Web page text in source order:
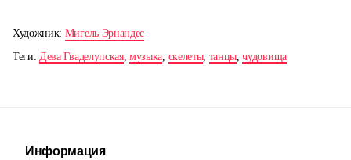
Художник: Мигель Эрнандес
Теги: Дева Гваделупская,музыка скелеты, танцы ,чудовища
Информация